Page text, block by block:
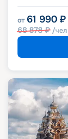
от 61 990 ₽
68 878₽ /чел